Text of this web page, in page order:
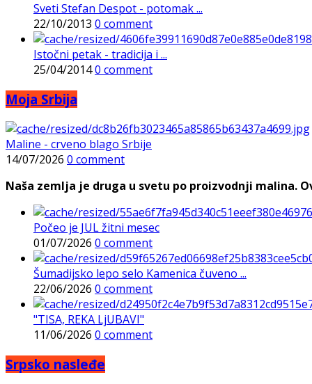
Sveti Stefan Despot - potomak ...
22/10/2013 0 comment
Istočni petak - tradicija i ...
25/04/20140 comment
Moja Srbija
Maline - crveno blago Srbije
14/07/2026 0 comment
Naša zemlja je druga u svetu po proizvodnji malina.
Počeo je JUL žitni mesec
01/07/2026 0 comment
Šumadijsko lepo selo Kamenica čuveno ...
22/06/2026 0 comment
"TISA, REKA LjUBAVI"
11/06/2026 0 comment
Srpsko nasleđe